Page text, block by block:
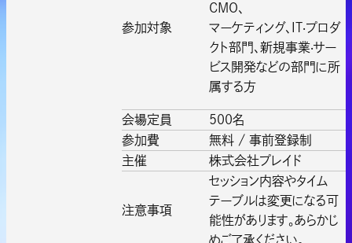
参加対象
CMO、
マーケティング、IT‧プロダ
クト部門、新規事業‧サー
ビス開発などの部門に所
属する方
会場定員
500名
参加費
無料 / 事前登録制
主催
株式会社プレイド
注意事項
セッション内容やタイム
テーブルは変更になる可
能性があります。あらかじ
めご了承ください。